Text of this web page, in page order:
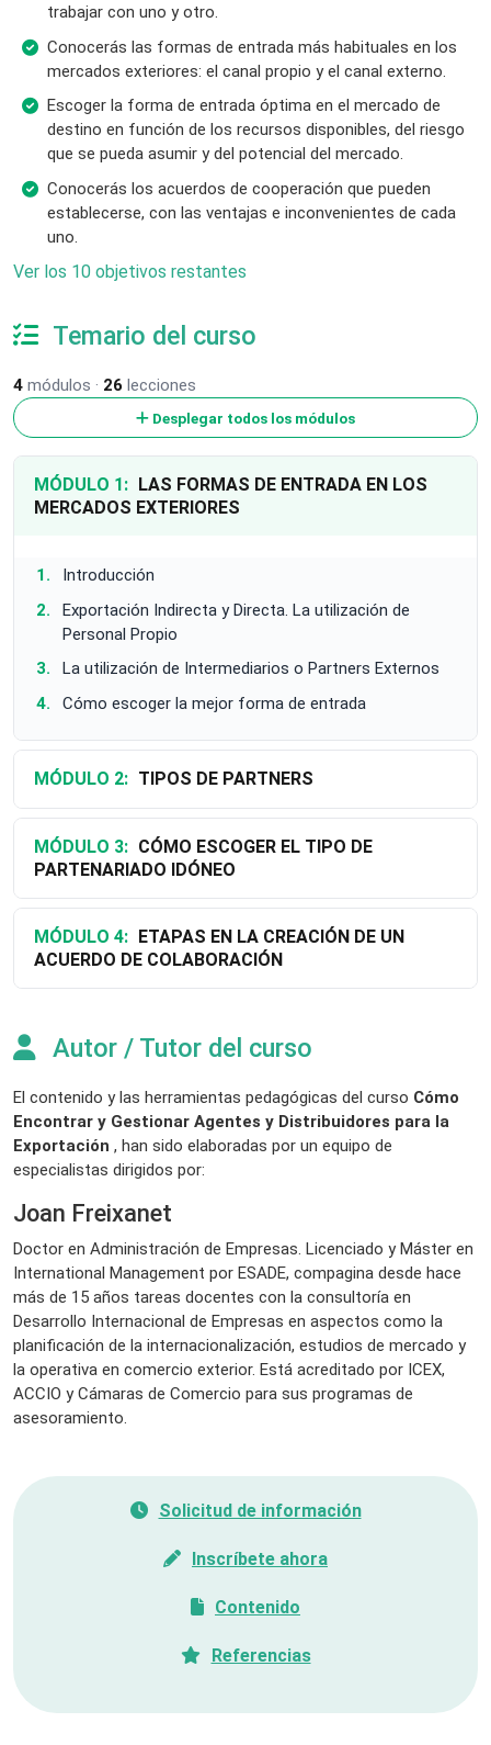
trabajar con uno y otro.
Conocerás las formas de entrada más habituales en los
mercados exteriores: el canal propio y el canal externo.
Escoger la forma de entrada óptima en el mercado de
destino en función de los recursos disponibles, del riesgo
que se pueda asumir y del potencial del mercado.
Conocerás los acuerdos de cooperación que pueden
establecerse, con las ventajas e inconvenientes de cada
uno.
Ver los 10 objetivos restantes
Temario del curso
4 módulos · 26 lecciones
Desplegar todos los módulos
MÓDULO 1:
MERCADOS EXTERIORES
Introducción
Exportación Indirecta y Directa. La utilización de
Personal Propio
La utilización de Intermediarios o Partners Externos
Cómo escoger la mejor forma de entrada
MÓDULO 2: TIPOS DE PARTNERS
MÓDULO 3:
PARTENARIADO IDÓNEO
MÓDULO 4:
ACUERDO DE COLABORACIÓN
Autor / Tutor del curso
El contenido y las herramientas pedagógicas del curso Cómo
Encontrar y Gestionar Agentes y Distribuidores para la
Exportación , han sido elaboradas por un equipo de
especialistas dirigidos por:
Joan Freixanet
Doctor en Administración de Empresas. Licenciado y Máster en
International Management por ESADE, compagina desde hace
más de 15 años tareas docentes con la consultoría en
Desarrollo Internacional de Empresas en aspectos como la
planificación de la internacionalización, estudios de mercado y
la operativa en comercio exterior. Está acreditado por ICEX,
ACCIO y Cámaras de Comercio para sus programas de
asesoramiento.
Solicitud de información
Inscríbete ahora
Contenido
Referencias